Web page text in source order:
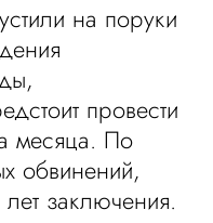
на поруки
провести
месяца. По
обвинений,
заключения.